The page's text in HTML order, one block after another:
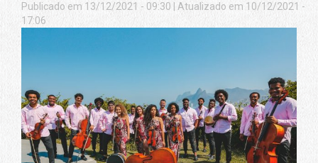
Publicado em 13/12/2021 - 09:30
Atualizado em 10/12/2021 -
17:06